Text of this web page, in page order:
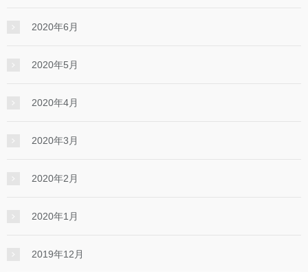
2020年6月
2020年5月
2020年4月
2020年3月
2020年2月
2020年1月
2019年12月